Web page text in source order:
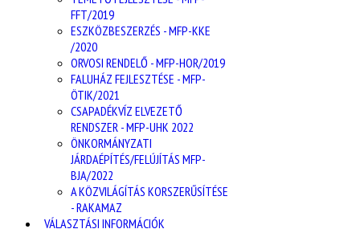
FFT/2019
ESZKÖZBESZERZÉS - MFP-KKE
/2020
ORVOSI RENDELŐ - MFP-HOR/2019
FALUHÁZ FEJLESZTÉSE - MFP-
ÖTIK/2021
CSAPADÉKVÍZ ELVEZETŐ
RENDSZER - MFP-UHK 2022
ÖNKORMÁNYZATI
JÁRDAÉPÍTÉS/FELÚJÍTÁS MFP-
BJA/2022
A KÖZVILÁGÍTÁS KORSZERŰSÍTÉSE
- RAKAMAZ
VÁLASZTÁSI INFORMÁCIÓK